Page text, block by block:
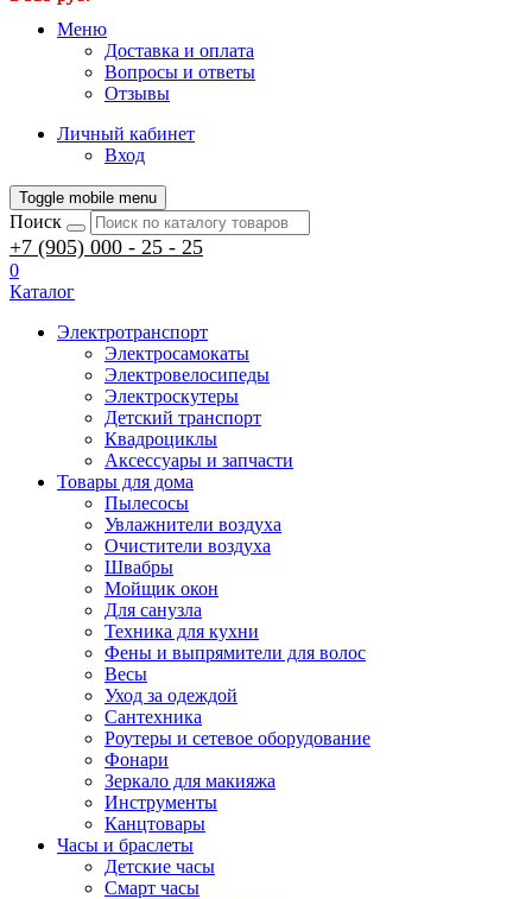
Меню
Доставка и оплата
Вопросы и ответы
Отзывы
Личный кабинет
Вход
Toggle mobile menu
Поиск
+7 (905) 000 - 25 - 25
0
Каталог
Электротранспорт
Электросамокаты
Электровелосипеды
Электроскутеры
Детский транспорт
Квадроциклы
Аксессуары и запчасти
Товары для дома
Пылесосы
Увлажнители воздуха
Очистители воздуха
Швабры
Мойщик окон
Для санузла
Техника для кухни
Фены и выпрямители для волос
Весы
Уход за одеждой
Сантехника
Роутеры и сетевое оборудование
Фонари
Зеркало для макияжа
Инструменты
Канцтовары
Часы и браслеты
Детские часы
Смарт часы